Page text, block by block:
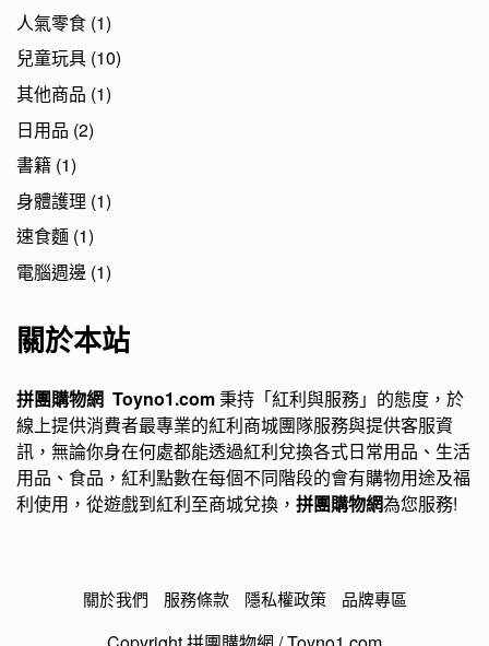
人氣零食 (1)
兒童玩具 (10)
其他商品 (1)
日用品 (2)
書籍 (1)
身體護理 (1)
速食麵 (1)
電腦週邊 (1)
關於本站
拼團購物網 Toyno1.com秉持「紅利與服務」的態度，於
線上提供消費者最專業的紅利商城團隊服務與提供客服資
訊，無論你身在何處都能透過紅利兌換各式日常用品、生活
用品、食品，紅利點數在每個不同階段的會有購物用途及福
利使用，從遊戲到紅利至商城兌換， 拼團購物網為您服務!
關於我們 服務條款 隱私權政策 品牌專區